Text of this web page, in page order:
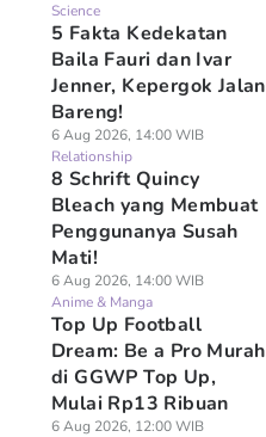
Science
5 Fakta Kedekatan
Baila Fauri dan Ivar
Jenner, Kepergok Jalan
Bareng!
6 Aug 2026, 14:00 WIB
Relationship
8 Schrift Quincy
Bleach yang Membuat
Penggunanya Susah
Mati!
6 Aug 2026, 14:00 WIB
Anime & Manga
Top Up Football
Dream: Be a Pro Murah
di GGWP Top Up,
Mulai Rp13 Ribuan
6 Aug 2026, 12:00 WIB